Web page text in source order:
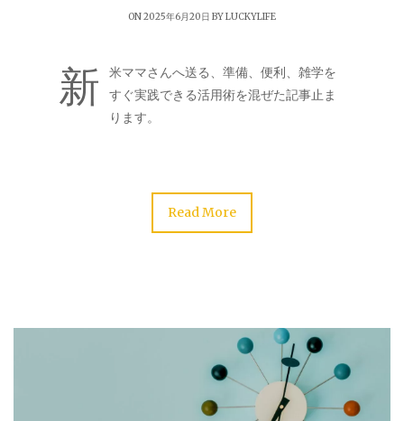
ON 2025年6月20日 BYLUCKYLIFE
新
米ママさんへ送る、準備、便利、雑学を
すぐ実践できる活用術を混ぜた記事止ま
ります。
Read More